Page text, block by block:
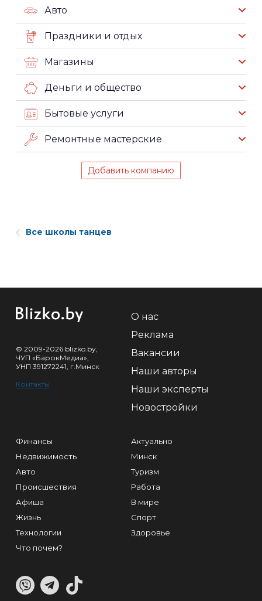
Авто
Праздники и отдых
Магазины
Деньги и общество
Бытовые услуги
Ремонтные мастерские
Добавить компанию
Все школы танцев
© 2009-2026 blizko.by,
ЧУП «БарокМедиа»,
УНП 391272241, г.Минск
Контакты
О нас
Реклама
Вакансии
Наши авторы
Наши эксперты
Новостройки
Финансы
Недвижимость
Авто
Происшествия
Афиша
Жизнь
Технологии
Что почем?
Актуально
Минск
Туризм
Работа
В мире
Спорт
Здоровье